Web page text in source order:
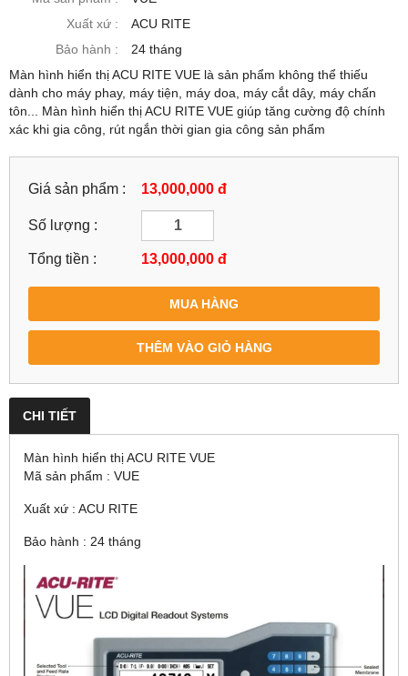
Xuất xứ :
ACU RITE
Bảo hành :
24 tháng
Màn hình hiển thị ACU RITE VUE là sản phẩm không thể thiếu
dành cho máy phay, máy tiện, máy doa, máy cắt dây, máy chấn
tôn... Màn hình hiển thị ACU RITE VUE giúp tăng cường độ chính
xác khi gia công, rút ngắn thời gian gia công sản phẩm
Giá sản phẩm : 13,000,000 đ
Số lượng :
Tổng tiền : 13,000,000 đ
MUA HÀNG
THÊM VÀO GIỎ HÀNG
CHI TIẾT
Màn hình hiển thị ACU RITE VUE
Mã sản phẩm : VUE
Xuất xứ : ACU RITE
Bảo hành : 24 tháng